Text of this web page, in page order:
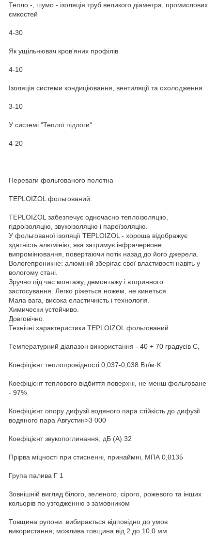
Тепло -, шумо - ізоляція труб великого діаметра, промислових
ємкостей
4-30
Як ущільнювач кров’яних профілів
4-10
Ізоляція системи кондиціювання, вентиляції та охолодження
3-10
У системі "Теплої підлоги"
4-20
Переваги фольгованого полотна
TEPLOIZOL фольгований:
TEPLOIZOL забезпечує одночасно теплоізоляцію,
гідроізоляцію, звукоізоляцію і пароїзоляцію.
У фольгованої ізоляції TEPLOIZOL - хороша відображує
здатність алюмінію, яка затримує інфрачервоне
випромінювання, повертаючи потік назад до його джерела.
Вологепроникне: алюміній зберігає свої властивості навіть у
вологому стані.
Зручно під час монтажу, демонтажу і вторинного
застосування. Легко ріжеться ножем, не кинеться
Мала вага, висока еластичність і технологія.
Химически устойчиво.
Довговічно.
Технічні характеристики TEPLOIZOL фольгований
Температурний діапазон використання - 40 + 70 градусів С,
Коефіцієнт теплопровідності 0,037-0,038 Вт/м·К
Коефіцієнт теплового відбиття поверхні, не менш фольговане
- 97%
Коефіцієнт опору дифузії водяного пара стійкість до дифузії
водяного пара Августин>3 000
Коефіцієнт звукопоглинання, дБ (А) 32
Прірва міцності при стисненні, принаймні, МПА 0,0135
Група палива Г 1
Зовнішній вигляд білого, зеленого, сірого, рожевого та інших
кольорів по узгодженню з замовником
Товщина рулони: вибирається відповідно до умов
використання; можлива товщина від 2 до 10,0 мм.